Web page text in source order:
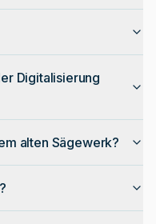
Digitalisierung
alten Sägewerk?